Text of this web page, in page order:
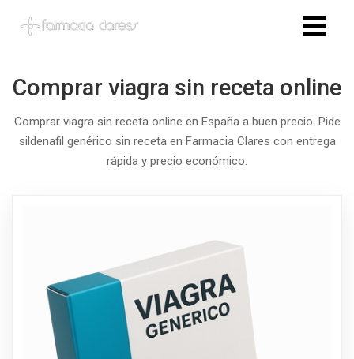
Comprar viagra sin receta online
Comprar viagra sin receta online en España a buen precio. Pide
sildenafil genérico sin receta en Farmacia Clares con entrega
rápida y precio económico.